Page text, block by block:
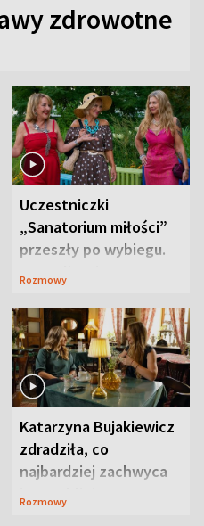
zdrowotne
Uczestniczki
„Sanatorium miłości”
przeszły po wybiegu.
Te stylizacje
Rozmowy
Katarzyna Bujakiewicz
zdradziła, co
najbardziej zachwyca
ją w Lublinie
Rozmowy